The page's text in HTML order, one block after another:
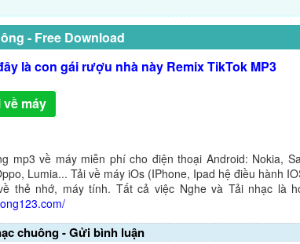
- Free Download
là con gái rượu nhà này Remix TikTok MP3
về máy
mp3 về máy miễn phí cho điện thoại Android: Nokia,
Lumia... Tải về máy iOs (IPhone, Ipad hệ điều hành
thẻ nhớ, máy tính. Tất cả việc Nghe và Tải nhạc là
chuông - Gửi bình luận